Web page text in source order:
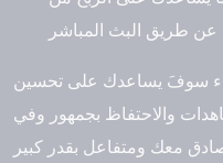
سوفَ يساعدك على تحسين
والاحتفاظ بجمهور وفي